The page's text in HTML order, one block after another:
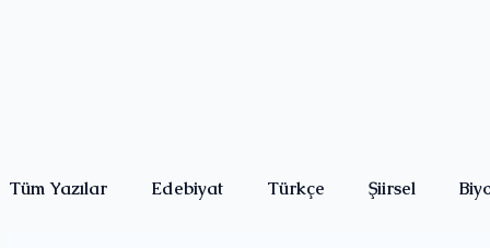
Tüm Yazılar Edebiyat Türkçe Şiirsel